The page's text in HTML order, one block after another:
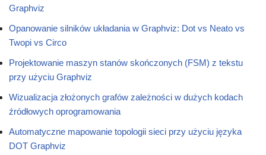
Graphviz
Opanowanie silników układania w Graphviz: Dot vs Neato vs
Twopi vs Circo
Projektowanie maszyn stanów skończonych (FSM) z tekstu
przy użyciu Graphviz
Wizualizacja złożonych grafów zależności w dużych kodach
źródłowych oprogramowania
Automatyczne mapowanie topologii sieci przy użyciu języka
DOT Graphviz